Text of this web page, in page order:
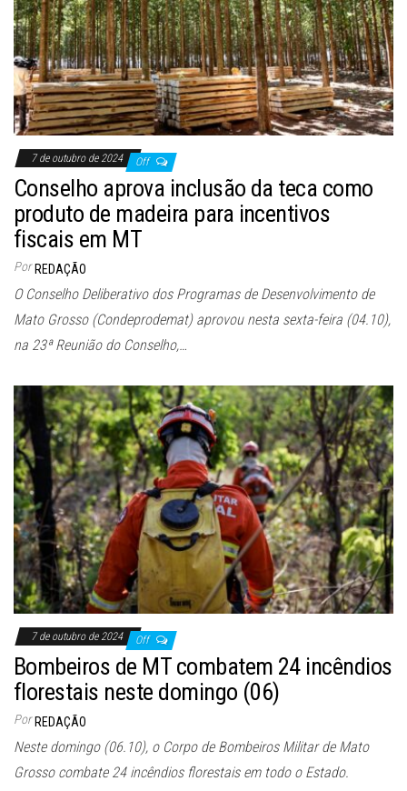
7 de outubro de 2024 Off
Conselho aprova inclusão da teca como
produto de madeira para incentivos
fiscais em MT
Por REDAÇÃO
O Conselho Deliberativo dos Programas de Desenvolvimento de
Mato Grosso (Condeprodemat) aprovou nesta sexta-feira (04.10),
na 23ª Reunião do Conselho,…
7 de outubro de 2024 Off
Bombeiros de MT combatem 24 incêndios
florestais neste domingo (06)
Por REDAÇÃO
Neste domingo (06.10), o Corpo de Bombeiros Militar de Mato
Grosso combate 24 incêndios florestais em todo o Estado.